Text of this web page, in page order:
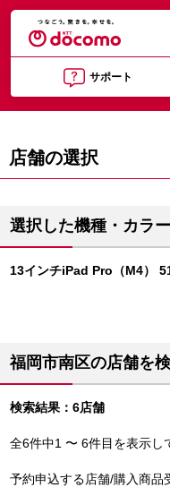
サポート
店舗の選択
選択した機種・カラー
13インチiPad Pro（M4）
福岡市南区の店舗を
検索結果：6店舗
全6件中1 〜 6件目を表示し
予約申込する店舗/購入商品